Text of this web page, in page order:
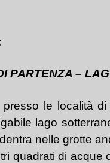
PARTENZA –
le località
lago
nelle grotte
quadrati di